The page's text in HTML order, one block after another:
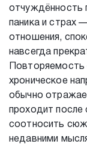
отчуждённость
паника и страх
отношения,
навсегда
Повторяемость
хроническое
обычно
проходит после
соотносить
недавними